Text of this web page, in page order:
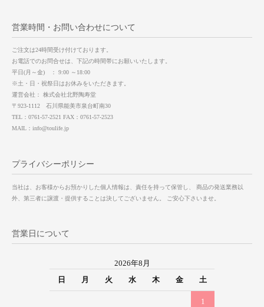
営業時間・お問い合わせについて
ご注文は24時間受け付けております。
お電話でのお問合せは、下記の時間帯にお願いいたします。
平日(月～金) ： 9:00 ～18:00
※土・日・祝祭日はお休みをいただきます。
運営会社： 株式会社北野陶寿堂
〒923-1112 石川県能美市泉台町南30
TEL：0761-57-2521 FAX：0761-57-2523
MAIL：info@toulife.jp
プライバシーポリシー
当社は、お客様からお預かりした個人情報は、責任を持って保管し、 商品の発送業務以
外、第三者に譲渡・提供することは決してございません。 ご安心下さいませ。
営業日について
2026年8月
日
月 火 水 木 金 土
1